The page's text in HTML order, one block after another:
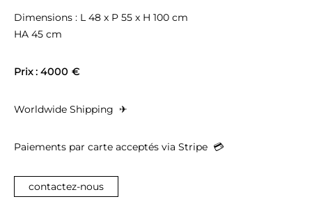
Dimensions : L 48 x P 55 x H 100 cm
HA 45 cm
Prix : 4000 €
Worldwide Shipping ✈︎
Paiements par carte acceptés via Stripe 💳︎
contactez-nous